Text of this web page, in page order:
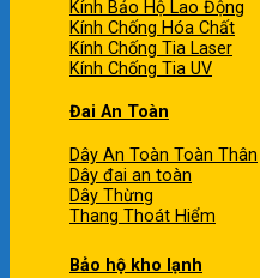
Kính Bảo Hộ Lao Động
Kính Chống Hóa Chất
Kính Chống Tia Laser
Kính Chống Tia UV
Đai An Toàn
Dây An Toàn Toàn Thân
Dây đai an toàn
Dây Thừng
Thang Thoát Hiểm
Bảo hộ kho lạnh